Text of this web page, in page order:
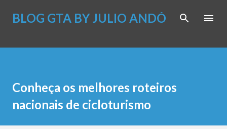
Pular para o conteúdo principal
BLOG GTA BY JULIO ANDÓ
Conheça os melhores roteiros
nacionais de cicloturismo